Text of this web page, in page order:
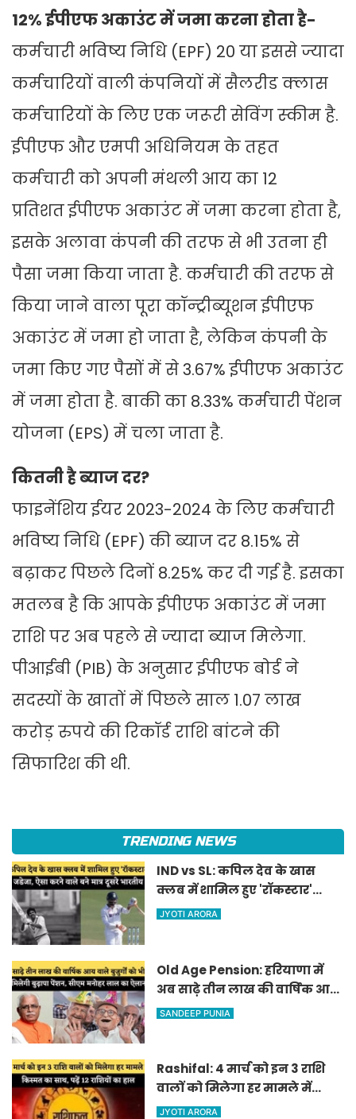
12% ईपीएफ अकाउंट में जमा करना होता है-
कर्मचारी भविष्य निधि (EPF) 20 या इससे ज्यादा
कर्मचारियों वाली कंपनियों में सैलरीड क्‍लास
कर्मचारियों के लिए एक जरूरी सेव‍िंग स्‍कीम है.
ईपीएफ और एमपी अधिनियम के तहत
कर्मचारी को अपनी मंथली आय का 12
प्रतिशत ईपीएफ अकाउंट में जमा करना होता है,
इसके अलावा कंपनी की तरफ से भी उतना ही
पैसा जमा क‍िया जाता है. कर्मचारी की तरफ से
क‍िया जाने वाला पूरा कॉन्‍ट्रीब्‍यूशन ईपीएफ
अकाउंट में जमा हो जाता है, लेकिन कंपनी के
जमा किए गए पैसों में से 3.67% ईपीएफ अकाउंट
में जमा होता है. बाकी का 8.33% कर्मचारी पेंशन
योजना (EPS) में चला जाता है.
क‍ितनी है ब्‍याज दर?
फाइनेंश‍िय ईयर 2023-2024 के लिए कर्मचारी
भविष्य निधि (EPF) की ब्याज दर 8.15% से
बढ़ाकर प‍िछले द‍िनों 8.25% कर दी गई है. इसका
मतलब है कि आपके ईपीएफ अकाउंट में जमा
राशि पर अब पहले से ज्‍यादा ब्याज मिलेगा.
पीआईबी (PIB) के अनुसार ईपीएफ बोर्ड ने
सदस्यों के खातों में प‍िछले साल 1.07 लाख
करोड़ रुपये की रिकॉर्ड राशि बांटने की
सिफारिश की थी.
TRENDING NEWS
IND vs SL: कपिल देव के खास
क्लब में शामिल हुए 'रॉकस्टार'
जडेजा, ऐसा करने वाले बने मात्र
JYOTI ARORA
Old Age Pension: हरियाणा में
अब साढ़े तीन लाख की वार्षिक आय
वाले बुजुर्गों को भी मिलेगी बुढ़ापा
SANDEEP PUNIA
Rashifal: 4 मार्च को इन 3 राशि
वालों को मिलेगा हर मामले में
किस्मत का साथ, पढ़ें 12 राशियों का
JYOTI ARORA